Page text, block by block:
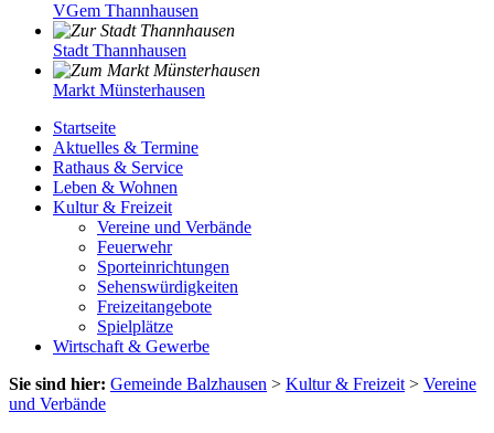
VGem Thannhausen
Stadt Thannhausen
Markt Münsterhausen
Startseite
Aktuelles & Termine
Rathaus & Service
Leben & Wohnen
Kultur & Freizeit
Vereine und Verbände
Feuerwehr
Sporteinrichtungen
Sehenswürdigkeiten
Freizeitangebote
Spielplätze
Wirtschaft & Gewerbe
Sie sind hier: Gemeinde Balzhausen > Kultur & Freizeit > Vereine
und Verbände